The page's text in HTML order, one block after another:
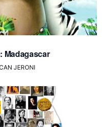
Madagascar
JERONI